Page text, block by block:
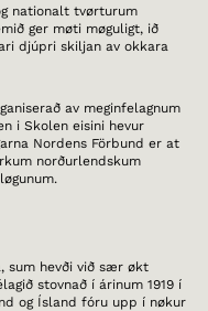
nationalt tvørturum
ger møti møguligt, ið
djúpri skiljan av okkara
av meginfelagnum
i Skolen eisini hevur
Nordens Förbund er at
norðurlendskum
sum hevði við sær økt
stovnað í árinum 1919 í
og Ísland fóru upp í nøkur